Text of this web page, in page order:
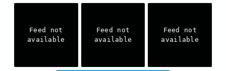
Feed not
available
Feed not
available
Feed not
available